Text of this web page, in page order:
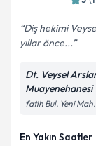
Diş hekimi
yıllar önce...
Dt. Veysel
Muayenehanesi
fatih Bul. Yeni
En Yakın Saatler